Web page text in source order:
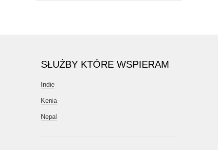
SŁUŻBY KTÓRE WSPIERAM
Indie
Kenia
Nepal